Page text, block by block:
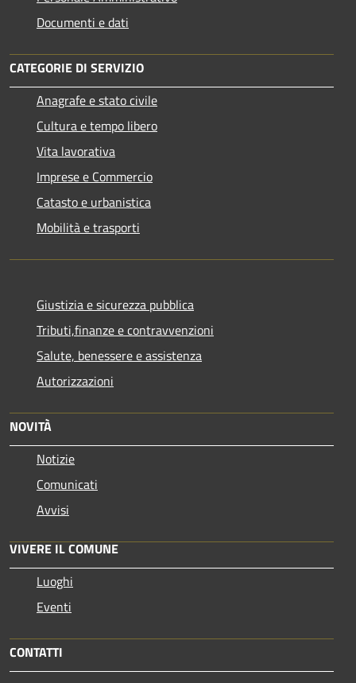
Documenti e dati
CATEGORIE DI SERVIZIO
Anagrafe e stato civile
Cultura e tempo libero
Vita lavorativa
Imprese e Commercio
Catasto e urbanistica
Mobilità e trasporti
Giustizia e sicurezza pubblica
Tributi,finanze e contravvenzioni
Salute, benessere e assistenza
Autorizzazioni
NOVITÀ
Notizie
Comunicati
Avvisi
VIVERE IL COMUNE
Luoghi
Eventi
CONTATTI